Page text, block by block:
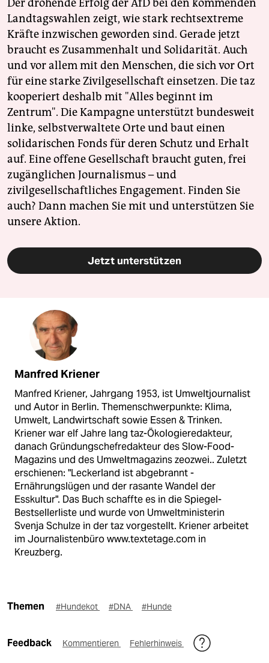
Der drohende Erfolg der AfD bei den kommenden
Landtagswahlen zeigt, wie stark rechtsextreme
Kräfte inzwischen geworden sind. Gerade jetzt
braucht es Zusammenhalt und Solidarität. Auch
und vor allem mit den Menschen, die sich vor Ort
für eine starke Zivilgesellschaft einsetzen. Die taz
kooperiert deshalb mit "Alles beginnt im
Zentrum". Die Kampagne unterstützt bundesweit
linke, selbstverwaltete Orte und baut einen
solidarischen Fonds für deren Schutz und Erhalt
auf. Eine offene Gesellschaft braucht guten, frei
zugänglichen Journalismus – und
zivilgesellschaftliches Engagement. Finden Sie
auch? Dann machen Sie mit und unterstützen Sie
unsere Aktion.
Jetzt unterstützen
Manfred Kriener
Manfred Kriener, Jahrgang 1953, ist Umweltjournalist
und Autor in Berlin. Themenschwerpunkte: Klima,
Umwelt, Landwirtschaft sowie Essen & Trinken.
Kriener war elf Jahre lang taz-Ökologieredakteur,
danach Gründungschefredakteur des Slow-Food-
Magazins und des Umweltmagazins zeozwei.. Zuletzt
erschienen: "Leckerland ist abgebrannt -
Ernährungslügen und der rasante Wandel der
Esskultur". Das Buch schaffte es in die Spiegel-
Bestsellerliste und wurde von Umweltministerin
Svenja Schulze in der taz vorgestellt. Kriener arbeitet
im Journalistenbüro www.textetage.com in
Kreuzberg.
Themen #Hundekot #DNA #Hunde
Feedback Kommentieren Fehlerhinweis